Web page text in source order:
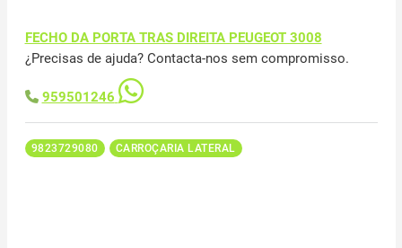
FECHO DA PORTA TRAS DIREITA PEUGEOT 3008
¿Precisas de ajuda? Contacta-nos sem compromisso.
959501246
9823729080 CARROÇARIA LATERAL